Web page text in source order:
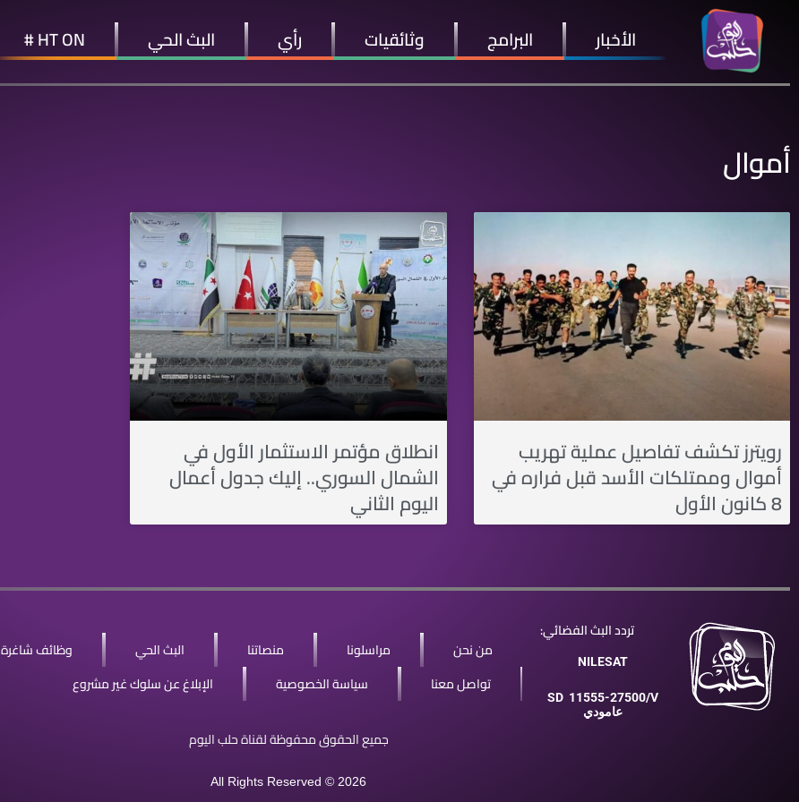
الأخبار البرامج وثائقيات رأي البث الحي HT ON #
أموال
رويترز تكشف تفاصيل عملية تهريب
أموال وممتلكات الأسد قبل فراره في
8 كانون الأول
انطلاق مؤتمر الاستثمار الأول في
الشمال السوري.. إليك جدول أعمال
اليوم الثاني
تردد البث الفضائي:
NILESAT
SD 11555-27500/V
عامودي
من نحن مراسلونا منصاتنا البث الحي وظائف شاغرة
تواصل معنا
سياسة الخصوصية الإبلاغ عن سلوك غير مشروع
جميع الحقوق محفوظة لقناة حلب اليوم
All Rights Reserved © 2026